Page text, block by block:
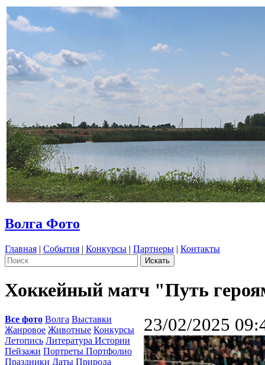
Волга Фото
Главная | События | Конкурсы | Партнеры | Контакты
Хоккейный матч "Путь
Все фото Волга Выставки
Жанровое Животные Конкурсы
Летопись Литература Истории
Пейзажи Портреты Портфолио
Праздники Даты Природа
23/02/2025